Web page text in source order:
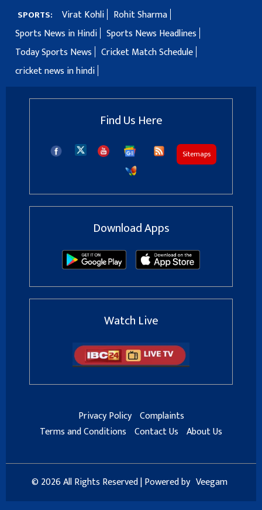
SPORTS: Virat Kohli
Rohit Sharma
Sports News in Hindi Sports News Headlines
Today Sports News
Cricket Match Schedule
cricket news in hindi
Find Us Here
Sitemaps
Download Apps
Watch Live
Privacy Policy Complaints
Terms and Conditions Contact Us About Us
© 2026 All Rights Reserved | Powered by Veegam